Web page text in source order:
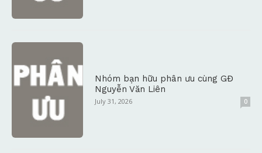
Nhóm bạn hữu phân ưu cùng GĐ
Nguyễn Văn Liên
July 31, 2026 0